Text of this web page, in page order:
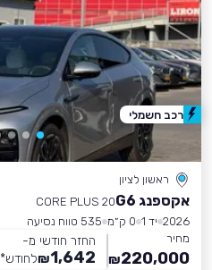
ראשון לציון
אקספנג G6
CORE PLUS 20
2026 יד 1 0 ק״מ
535 טווח נסיעה
מחיר
220,000
₪
החזר חודשי מ-
1,642
₪לחודש*
רכב חשמלי